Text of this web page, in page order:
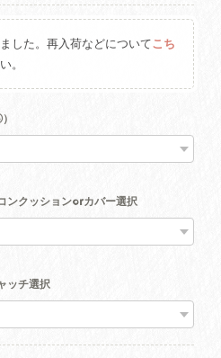
した。再入荷などについてこち
。
クッションorカバー選択
ッチ選択